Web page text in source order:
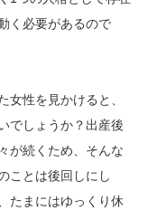
く必要があるので
女性を見かけると、
でしょうか？出産後
が続くため、そんな
ことは後回しにし
たまにはゆっくり休